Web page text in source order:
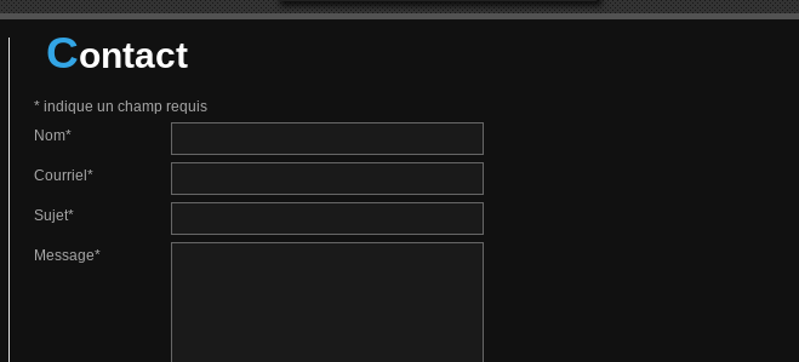
Contact
* indique un champ requis
Nom*
Courriel*
Sujet*
Message*